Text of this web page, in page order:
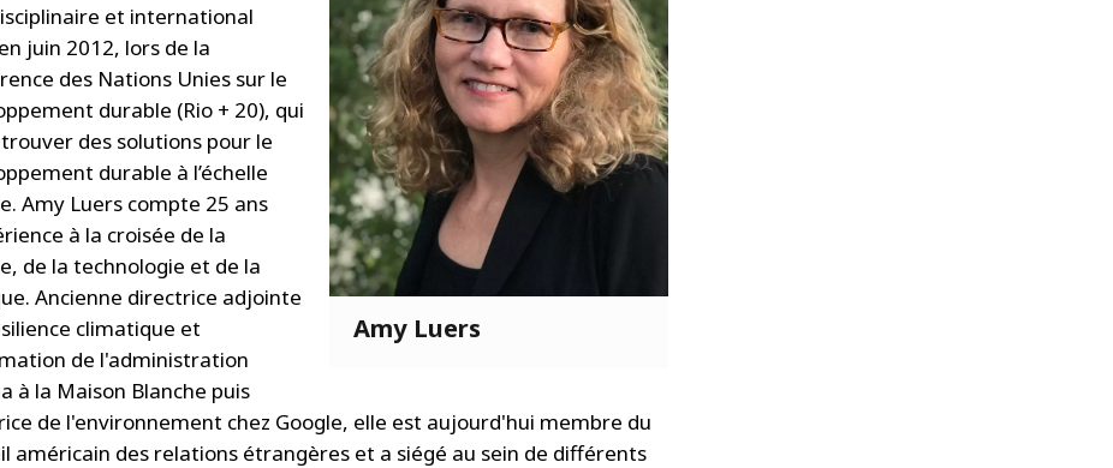
Amy Luers
et international
juin 2012, lors de la
des Nations Unies sur le
durable (Rio + 20), qui
des solutions pour le
durable à l’échelle
Amy Luers compte 25 ans
à la croisée de la
de la technologie et de la
Ancienne directrice adjointe
climatique et
de l'administration
à la Maison Blanche puis
de l'environnement chez Google, elle est aujourd'hui membre du
américain des relations étrangères et a siégé au sein de différents